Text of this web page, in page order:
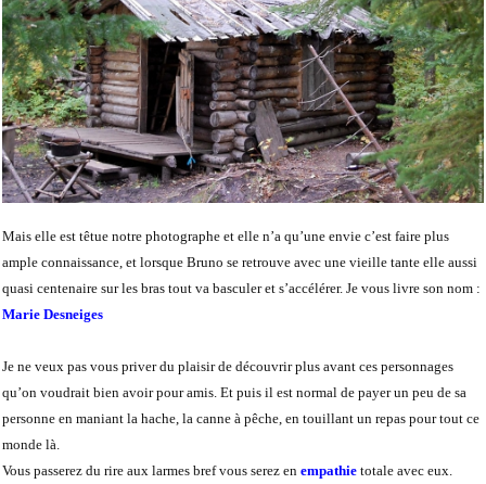
Mais elle est têtue notre photographe et elle n’a qu’une envie c’est faire plus
ample connaissance, et lorsque Bruno se retrouve avec une vieille tante elle aussi
quasi centenaire sur les bras tout va basculer et s’accélérer. Je vous livre son nom :
Marie Desneiges
Je ne veux pas vous priver du plaisir de découvrir plus avant ces personnages
qu’on voudrait bien avoir pour amis. Et puis il est normal de payer un peu de sa
personne en maniant la hache, la canne à pêche, en touillant un repas pour tout ce
monde là.
Vous passerez du rire aux larmes bref vous serez en empathie totale avec eux.